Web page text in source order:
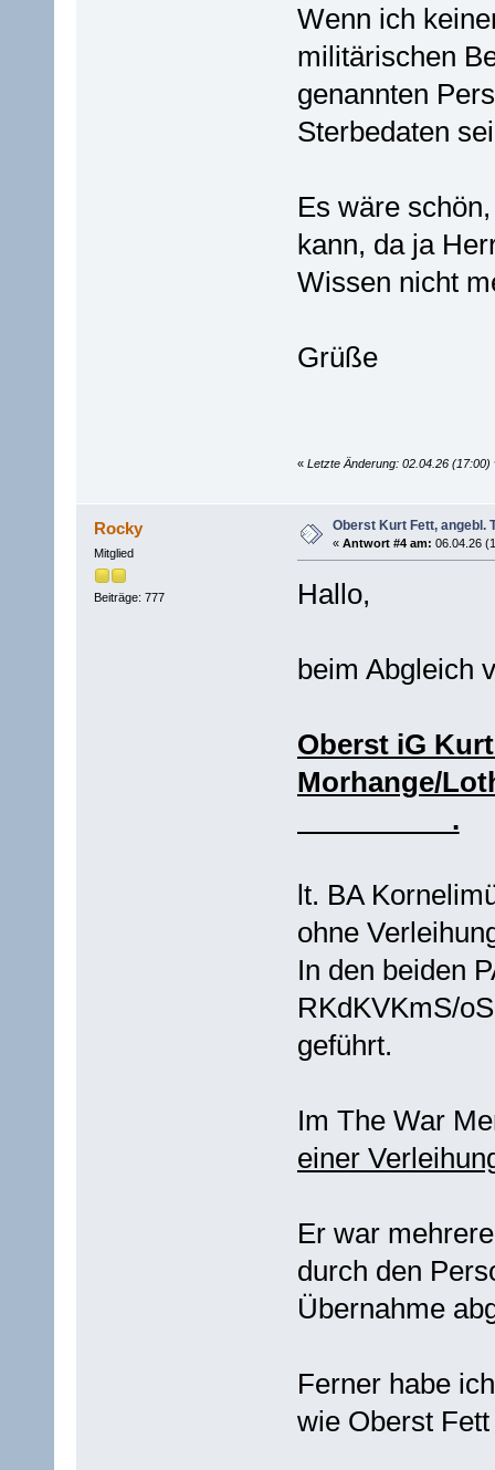
Wenn ich
militärischen
genannten
Sterbedaten
Es wäre
kann, da ja
Wissen nicht
Grüße
« Letzte Änderung: 02.04.26
Rocky
Mitglied
Beiträge: 777
Oberst Kurt Fett, angebl.
« Antwort #4 am: 06.04.26
Hallo,
beim Abgleich
Oberst iG
Morhange/
__________.
lt. BA
ohne
In den beiden
RKdKVKmS/
geführt.
Im The War
einer
Er war
durch den
Übernahme
Ferner habe
wie Oberst